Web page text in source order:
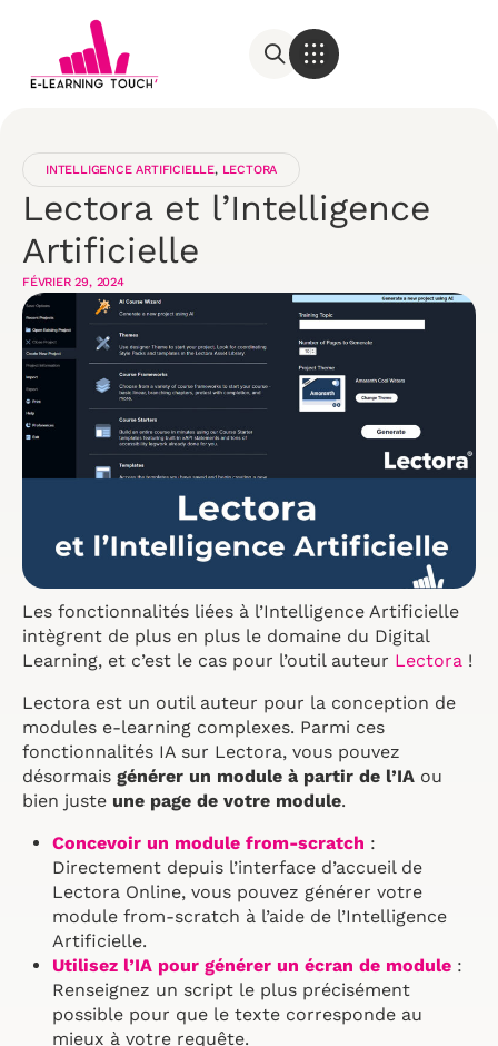
INTELLIGENCE ARTIFICIELLE, LECTORA
Lectora et l’Intelligence
Artificielle
FÉVRIER 29, 2024
Les fonctionnalités liées à l’Intelligence Artificielle
intègrent de plus en plus le domaine du Digital
Learning, et c’est le cas pour l’outil auteur Lectora !
Lectora est un outil auteur pour la conception de
modules e-learning complexes. Parmi ces
fonctionnalités IA sur Lectora, vous pouvez
désormais générer un module à partir de l’IA ou
bien juste une page de votre module.
Concevoir un module from-scratch :
Directement depuis l’interface d’accueil de
Lectora Online, vous pouvez générer votre
module from-scratch à l’aide de l’Intelligence
Artificielle.
Utilisez l’IA pour générer un écran de module :
Renseignez un script le plus précisément
possible pour que le texte corresponde au
mieux à votre requête.